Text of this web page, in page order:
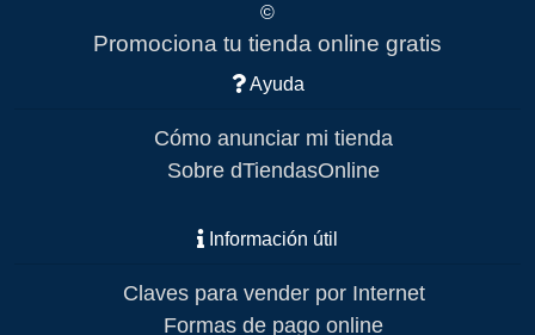
©
Promociona tu tienda online gratis
Ayuda
Cómo anunciar mi tienda
Sobre dTiendasOnline
Información útil
Claves para vender por Internet
Formas de pago online